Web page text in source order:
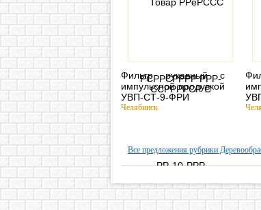
Фильтр рукавный с
импульсной продувкой
УВП-СТ-9-ФРИ
Челябинск
Все предложения рубрики